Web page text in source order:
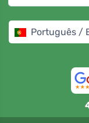
Português /